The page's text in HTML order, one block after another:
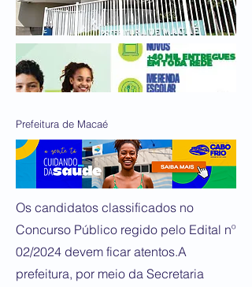
Prefeitura de Macaé
Os candidatos classificados no
Concurso Público regido pelo Edital nº
02/2024 devem ficar atentos.A
prefeitura, por meio da Secretaria